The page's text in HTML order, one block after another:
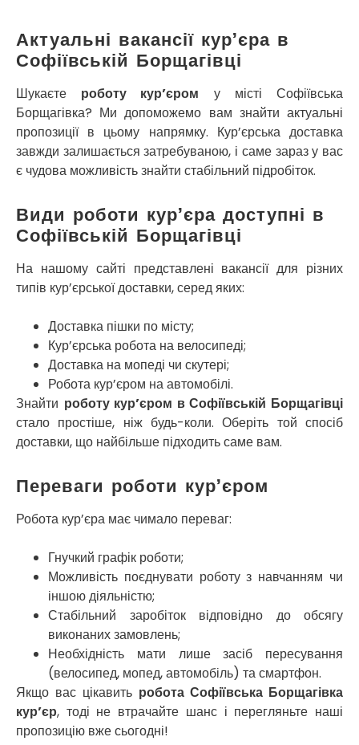
Актуальні вакансії кур’єра в
Софіївській Борщагівці
Шукаєте роботу кур’єром у місті Софіївська
Борщагівка? Ми допоможемо вам знайти актуальні
пропозиції в цьому напрямку. Кур’єрська доставка
завжди залишається затребуваною, і саме зараз у вас
є чудова можливість знайти стабільний підробіток.
Види роботи кур’єра доступні в
Софіївській Борщагівці
На нашому сайті представлені вакансії для різних
типів кур’єрської доставки, серед яких:
Доставка пішки по місту;
Кур’єрська робота на велосипеді;
Доставка на мопеді чи скутері;
Робота кур’єром на автомобілі.
Знайти роботу кур’єром в Софіївській Борщагівці
стало простіше, ніж будь-коли. Оберіть той спосіб
доставки, що найбільше підходить саме вам.
Переваги роботи кур’єром
Робота кур’єра має чимало переваг:
Гнучкий графік роботи;
Можливість поєднувати роботу з навчанням чи
іншою діяльністю;
Стабільний заробіток відповідно до обсягу
виконаних замовлень;
Необхідність мати лише засіб пересування
(велосипед, мопед, автомобіль) та смартфон.
Якщо вас цікавить робота Софіївська Борщагівка
кур’єр, тоді не втрачайте шанс і перегляньте наші
пропозицію вже сьогодні!
Крихівці
Крюківщина
Крижанівка
Ладижин
Лісники
Лиманка
Лозова
Лубни
Луцьк
Львів
Малин
Миргород
Мукачево
Ніжин
Микитинці
Миколаїв
Нікополь
Новоолександрівка
Новомосковськ
Новосілки
Обухів
Обухівка
Одеса
Павлоград
Переяслав
Первомайськ
Пісочин
Петриків
Петропавлівська Борщагівка
Підгородне
Погреби
Покров
Полтава
Прилуки